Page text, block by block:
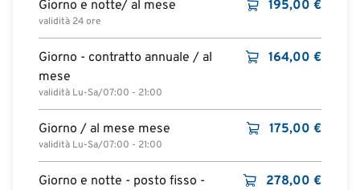
Giorno e notte/ al mese
validità 24 ore
195,00 €
Giorno - contratto annuale / al
mese
validità Lu-Sa/07:00 - 21:00
164,00 €
Giorno / al mese mese
validità Lu-Sa/07:00 - 21:00
175,00 €
Giorno e notte - posto fisso -
278,00 €